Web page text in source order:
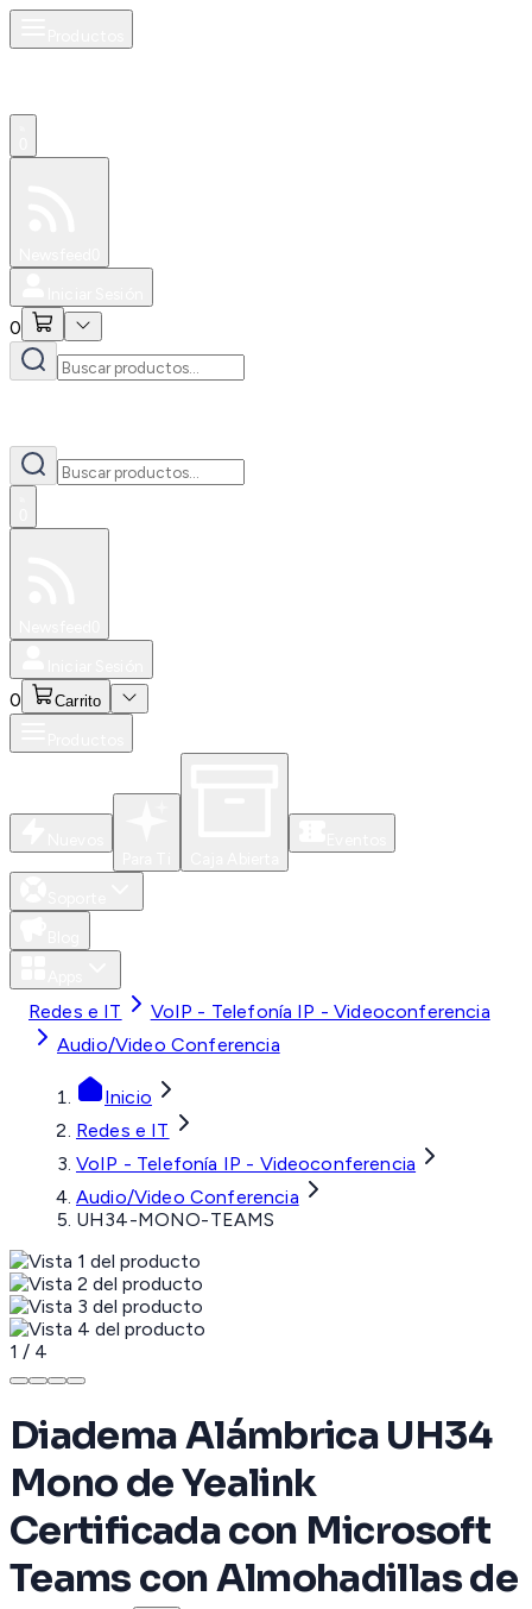
0
0 Carrito
Redes e IT
VoIP - Telefonía IP - Videoconferencia
Audio/Video Conferencia
Inicio
Redes e IT
VoIP - Telefonía IP - Videoconferencia
Audio/Video Conferencia
UH34-MONO-TEAMS
1 / 4
Diadema Alámbrica UH34
Mono de Yealink
Certificada con Microsoft
Teams con Almohadillas de